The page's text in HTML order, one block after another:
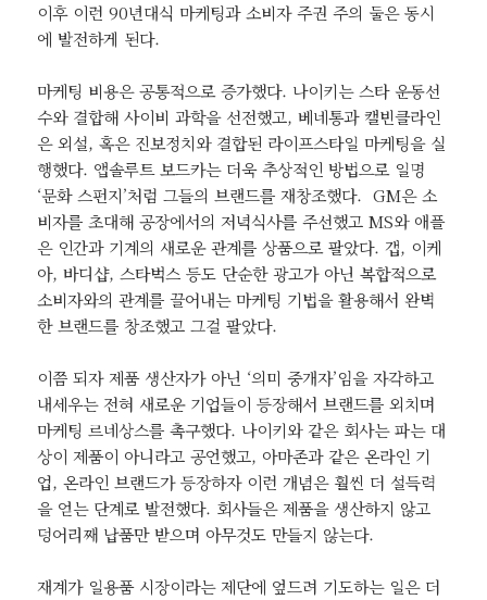
이후 이런 90년대식 마케팅과 소비자 주권 주의 둘은 동시
에 발전하게 된다.
마케팅 비용은 공통적으로 증가했다. 나이키는 스타 운동선
수와 결합해 사이비 과학을 선전했고, 베네통과 캘빈클라인
은 외설, 혹은 진보정치와 결합된 라이프스타일 마케팅을 실
행했다. 앱솔루트 보드카는 더욱 추상적인 방법으로 일명
‘문화 스펀지’처럼 그들의 브랜드를 재창조했다. GM은 소
비자를 초대해 공장에서의 저녁식사를 주선했고 MS와 애플
은 인간과 기계의 새로운 관계를 상품으로 팔았다. 갭, 이케
아, 바디샵, 스타벅스 등도 단순한 광고가 아닌 복합적으로
소비자와의 관계를 끌어내는 마케팅 기법을 활용해서 완벽
한 브랜드를 창조했고 그걸 팔았다.
이쯤 되자 제품 생산자가 아닌 ‘의미 중개자’임을 자각하고
내세우는 전혀 새로운 기업들이 등장해서 브랜드를 외치며
마케팅 르네상스를 촉구했다. 나이키와 같은 회사는 파는 대
상이 제품이 아니라고 공언했고, 아마존과 같은 온라인 기
업, 온라인 브랜드가 등장하자 이런 개념은 훨씬 더 설득력
을 얻는 단계로 발전했다. 회사들은 제품을 생산하지 않고
덩어리째 납품만 받으며 아무것도 만들지 않는다.
재계가 일용품 시장이라는 제단에 엎드려 기도하는 일은 더